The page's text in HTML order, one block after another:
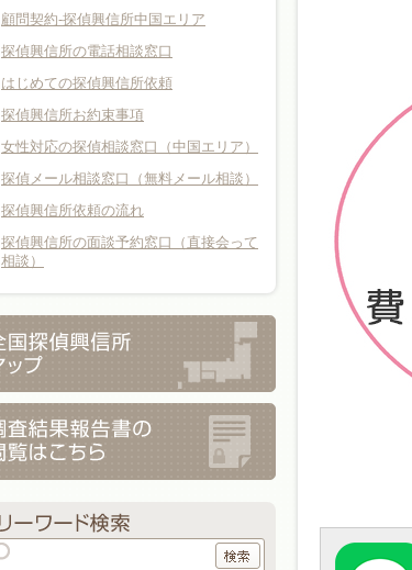
顧問契約-探偵興信所中国エリア
探偵興信所の電話相談窓口
はじめての探偵興信所依頼
探偵興信所お約束事項
女性対応の探偵相談窓口（中国エリア）
探偵メール相談窓口（無料メール相談）
探偵興信所依頼の流れ
探偵興信所の面談予約窓口（直接会って
相談）